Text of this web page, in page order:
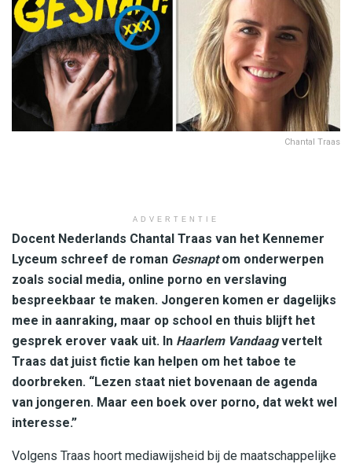
Chantal Traas
ADVERTENTIE
Docent Nederlands Chantal Traas van het Kennemer
Lyceum schreef de roman Gesnaptom onderwerpen
zoals social media, online porno en verslaving
bespreekbaar te maken. Jongeren komen er dagelijks
mee in aanraking, maar op school en thuis blijft het
gesprek erover vaak uit. In Haarlem Vandaagvertelt
Traas dat juist fictie kan helpen om het taboe te
doorbreken. “Lezen staat niet bovenaan de agenda
van jongeren. Maar een boek over porno, dat wekt wel
interesse.”
Volgens Traas hoort mediawijsheid bij de maatschappelijke